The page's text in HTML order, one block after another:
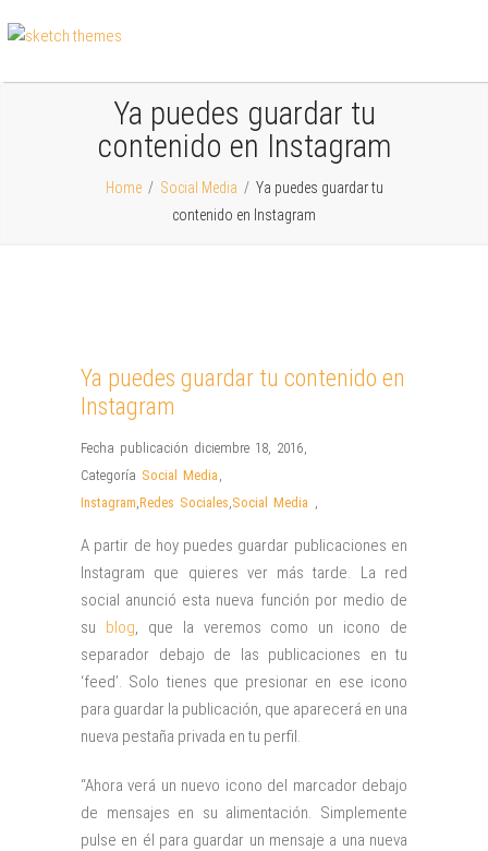
Ya puedes guardar tu
contenido en Instagram
Home / Social Media / Ya puedes guardar tu
contenido en Instagram
Ya puedes guardar tu contenido en
Instagram
Fecha publicación diciembre 18, 2016,
Categoría Social Media ,
Instagram,Redes Sociales,Social Media ,
A partir de hoy puedes guardar publicaciones en
Instagram que quieres ver más tarde. La red
social anunció esta nueva función por medio de
su blog, que la veremos como un icono de
separador debajo de las publicaciones en tu
‘feed’. Solo tienes que presionar en ese icono
para guardar la publicación, que aparecerá en una
nueva pestaña privada en tu perfil.
“Ahora verá un nuevo icono del marcador debajo
de mensajes en su alimentación. Simplemente
pulse en él para guardar un mensaje a una nueva